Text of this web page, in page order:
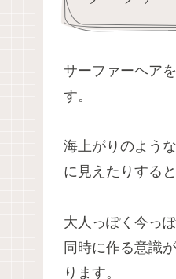
サーファーヘア
す。
海上がりのよう
に見えたりする
大人っぽく今っ
同時に作る意識
ります。